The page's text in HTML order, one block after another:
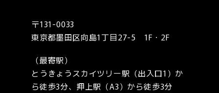
〒131-0033
東京都墨田区向島1丁目27-5 1F・2F
（最寄駅）
とうきょうスカイツリー駅（出入口1）か
ら徒歩3分、押上駅（A3）から徒歩3分